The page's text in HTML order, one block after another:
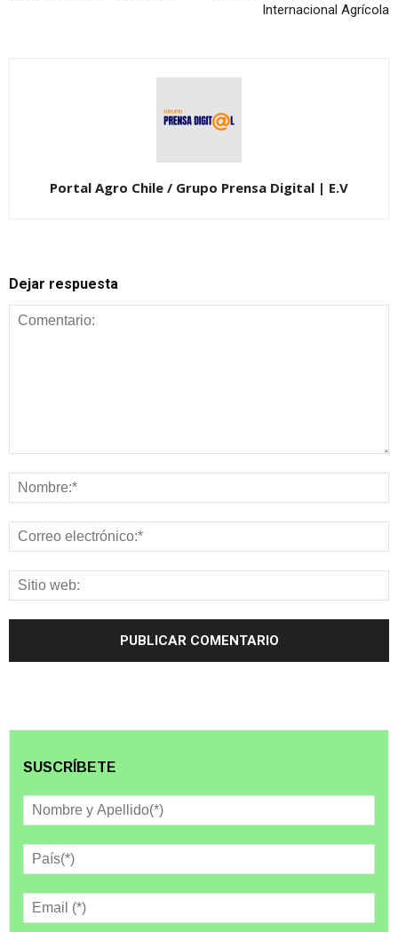
Internacional Agrícola
Portal Agro Chile / Grupo Prensa Digital | E.V
Dejar respuesta
SUSCRÍBETE